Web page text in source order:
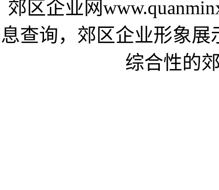
郊区企业网
息查询，郊区企业形象
综合性的